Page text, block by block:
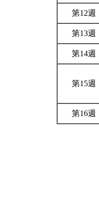
第12週
第13週
第14週
第15週
第16週